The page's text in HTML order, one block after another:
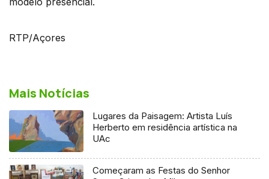
RTP/Açores
Mais Notícias
Lugares da Paisagem: Artista Luís
Herberto em residência artística na
UAc
Começaram as Festas do Senhor